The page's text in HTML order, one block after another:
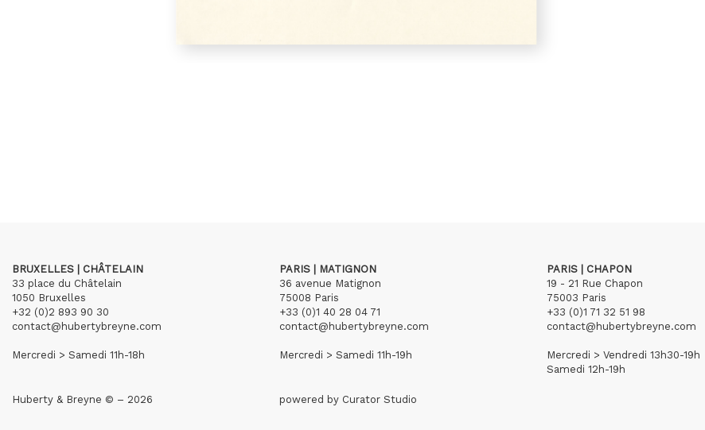
BRUXELLES | CHÂTELAIN
33 place du Châtelain
1050 Bruxelles
+32 (0)2 893 90 30
contact@hubertybreyne.com
Mercredi > Samedi 11h-18h
PARIS | MATIGNON
36 avenue Matignon
75008 Paris
+33 (0)1 40 28 04 71
contact@hubertybreyne.com
Mercredi > Samedi 11h-19h
PARIS | CHAPON
19 - 21 Rue Chapon
75003 Paris
+33 (0)1 71 32 51 98
contact@hubertybreyne.com
Mercredi > Vendredi 13h30-19h
Samedi 12h-19h
Huberty & Breyne © – 2026 powered by Curator Studio